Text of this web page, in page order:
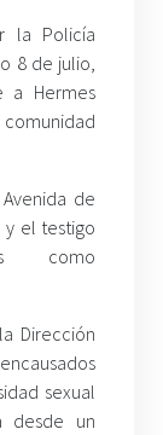
la Policía
8 de julio,
a Hermes
de
y el testigo
como
Dirección
sexual
desde un